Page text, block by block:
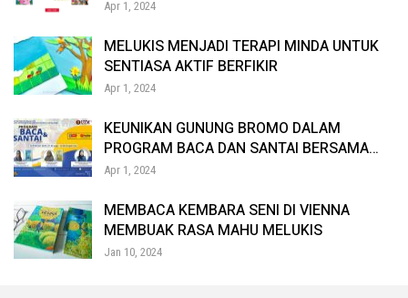
Apr 1, 2024
MELUKIS MENJADI TERAPI MINDA UNTUK
SENTIASA AKTIF BERFIKIR
Apr 1, 2024
KEUNIKAN GUNUNG BROMO DALAM
PROGRAM BACA DAN SANTAI BERSAMA…
Apr 1, 2024
MEMBACA KEMBARA SENI DI VIENNA
MEMBUAK RASA MAHU MELUKIS
Jan 10, 2024